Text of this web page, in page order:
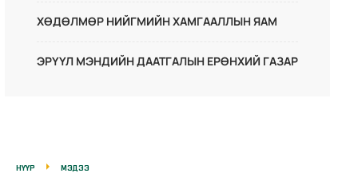
ХӨДӨЛМӨР НИЙГМИЙН ХАМГААЛЛЫН ЯАМ
ЭРҮҮЛ МЭНДИЙН ДААТГАЛЫН ЕРӨНХИЙ ГАЗАР
НҮҮР МЭДЭЭ